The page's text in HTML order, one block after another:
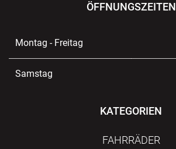
ÖFFNUNGSZEITEN
Montag - Freitag
Samstag
KATEGORIEN
FAHRRÄDER